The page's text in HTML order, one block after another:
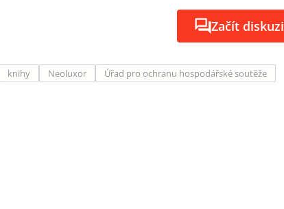
Začít diskuzi
knihy Neoluxor Úřad pro ochranu hospodářské soutěže